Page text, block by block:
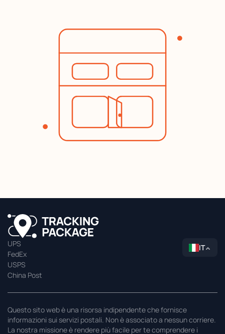
UPS
FedEx
USPS
China Post
IT
Questo sito web è una risorsa indipendente che fornisce
informazioni sui servizi postali. Non è associato a nessun corriere.
La nostra missione è rendere più facile per te comprendere i